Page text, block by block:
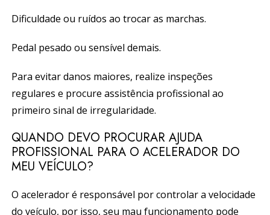
Dificuldade ou ruídos ao trocar as marchas.
Pedal pesado ou sensível demais.
Para evitar danos maiores, realize inspeções
regulares e procure assistência profissional ao
primeiro sinal de irregularidade.
QUANDO DEVO PROCURAR AJUDA
PROFISSIONAL PARA O ACELERADOR DO
MEU VEÍCULO?
O acelerador é responsável por controlar a velocidade
do veículo, por isso, seu mau funcionamento pode